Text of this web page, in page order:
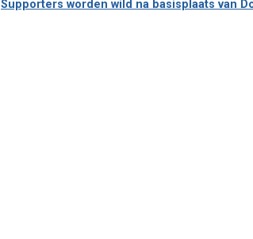
Supporters worden wild na basisplaats van